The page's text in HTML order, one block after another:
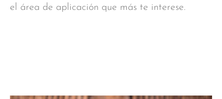
el área de aplicación que más te interese.